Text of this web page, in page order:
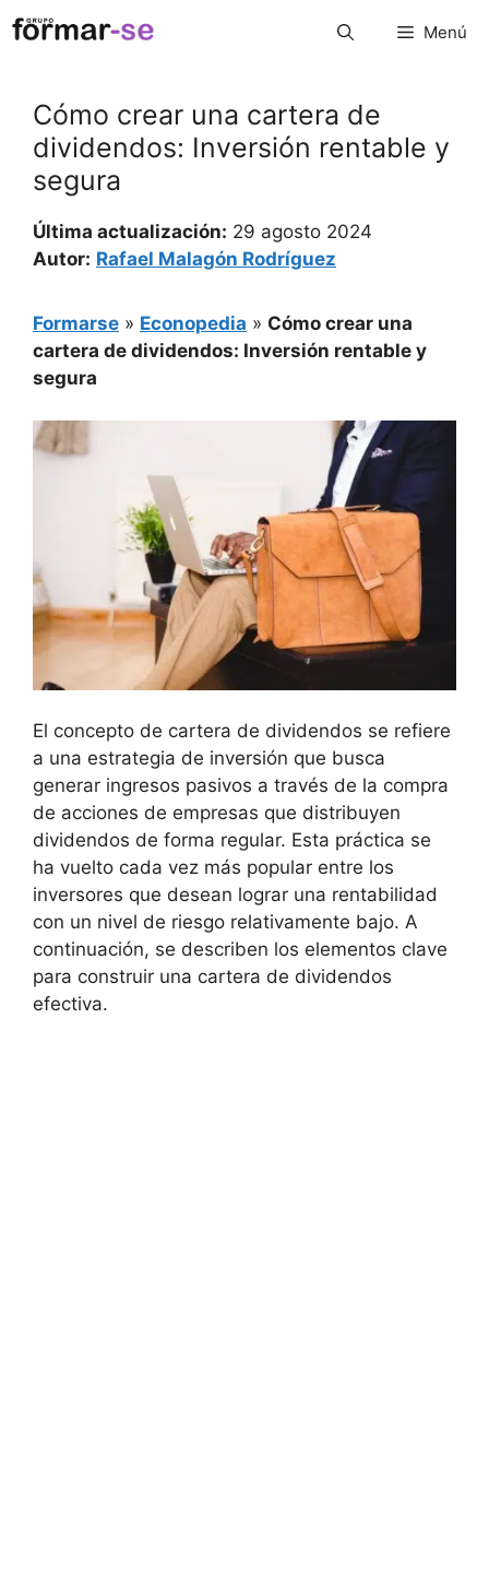
Saltar
al
Menú
Cómo crear una cartera de
dividendos: Inversión rentable y
segura
Última actualización: 29 agosto 2024
Autor: Rafael Malagón Rodríguez
Formarse » Econopedia » Cómo crear una
cartera de dividendos: Inversión rentable y
segura
El concepto ⁤de cartera de‌ dividendos se refiere
a una estrategia⁢ de inversión que busca​
generar ingresos pasivos a través de la compra
de‍ acciones de empresas que distribuyen
dividendos de forma regular. Esta práctica ‌se
ha vuelto cada vez más popular entre los
inversores⁢ que desean lograr una rentabilidad
con un nivel de riesgo relativamente ‌bajo.⁢ A
continuación, se describen los elementos⁢ clave
para ⁢construir una cartera de ⁢dividendos
efectiva.